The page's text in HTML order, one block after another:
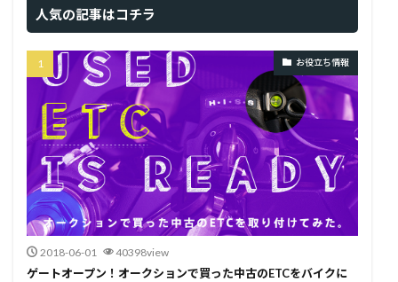
人気の記事はコチラ
お役立ち情報
2018-06-01 40398view
ゲートオープン！オークションで買った中古のETCをバイクに